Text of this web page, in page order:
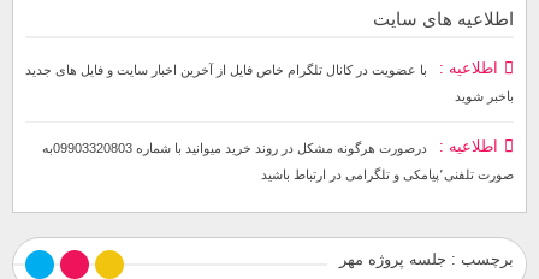
اطلاعیه های سایت
اطلاعیه
با عضویت در کانال تلگرام خاص فایل از آخرین اخبار سایت و فایل های جدید
باخبر شوید
اطلاعیه
درصورت هرگونه مشکل در روند خرید میوانید با شماره 09903320803به
صورت تلفنی٬پیامکی و تلگرامی در ارتباط باشید
برچسب : جلسه پروژه مهر